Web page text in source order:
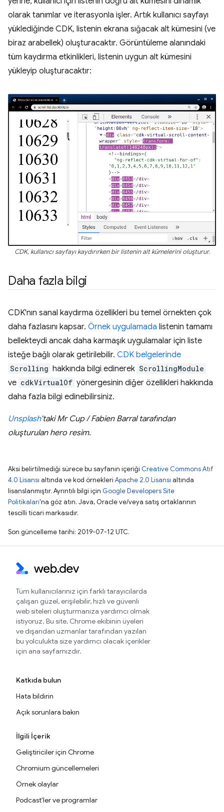
olarak tanımlar ve iterasyonla işler. Artık kullanıcı sayfayı
yüklediğinde CDK, listenin ekrana sığacak alt kümesini (ve
biraz arabellek) oluşturacaktır. Görüntüleme alanındaki
tüm kaydırma etkinlikleri, listenin uygun alt kümesini
yükleyip oluşturacaktır:
CDK, kullanıcı sayfayı kaydırırken bir listenin alt kümelerini oluşturur.
Daha fazla bilgi
CDK'nın sanal kaydırma özellikleri bu temel örnekten çok
daha fazlasını kapsar. Örnek uygulamada listenin tamamı
bellekteydi ancak daha karmaşık uygulamalar için liste
isteğe bağlı olarak getirilebilir. CDK belgelerinde
Scrolling hakkında bilgi edinerek ScrollingModule
ve cdkVirtualOf yönergesinin diğer özellikleri hakkında
daha fazla bilgi edinebilirsiniz.
Unsplash'taki Mr Cup / Fabien Barral tarafından
oluşturulan hero resim.
Aksi belirtilmediği sürece bu sayfanın içeriği Creative Commons Atıf
4.0 Lisansı altında ve kod örnekleri Apache 2.0 Lisansı altında
lisanslanmıştır. Ayrıntılı bilgi için Google Developers Site
Politikaları'na göz atın. Java, Oracle ve/veya satış ortaklarının
tescilli ticari markasıdır.
Son güncelleme tarihi: 2019-07-12 UTC.
Tüm kullanıcılarınız için farklı tarayıcılarda
çalışan güzel, erişilebilir, hızlı ve güvenli
web siteleri oluşturmanıza yardımcı olmak
istiyoruz. Bu site, Chrome ekibinin üyeleri
ve dışarıdan uzmanlar tarafından yazılan
bu yolculukta size yardımcı olacak içerikler
için ana sayfamızdır.
Katkıda bulun
Hata bildirin
Açık sorunlara bakın
İlgili İçerik
Geliştiriciler için Chrome
Chromium güncellemeleri
Örnek olaylar
Podcast'ler ve programlar